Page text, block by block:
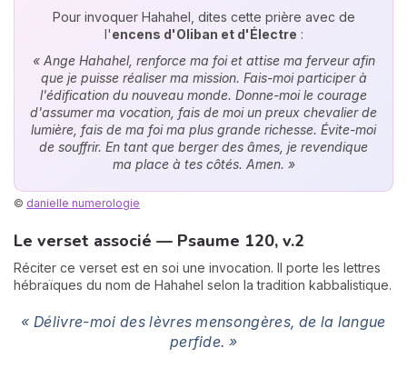
Pour invoquer Hahahel, dites cette prière avec de
l'encens d'Oliban et d'Électre :
« Ange Hahahel, renforce ma foi et attise ma ferveur afin
que je puisse réaliser ma mission. Fais-moi participer à
l'édification du nouveau monde. Donne-moi le courage
d'assumer ma vocation, fais de moi un preux chevalier de
lumière, fais de ma foi ma plus grande richesse. Évite-moi
de souffrir. En tant que berger des âmes, je revendique
ma place à tes côtés. Amen. »
© danielle numerologie
Le verset associé — Psaume 120, v.2
Réciter ce verset est en soi une invocation. Il porte les lettres
hébraïques du nom de Hahahel selon la tradition kabbalistique.
« Délivre-moi des lèvres mensongères, de la langue
perfide. »